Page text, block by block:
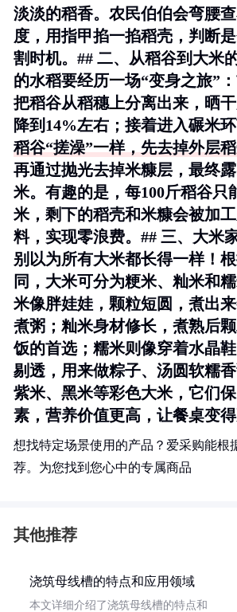
淡淡的稻香。农民伯伯会弯腰
度，用指甲掐一掐稻壳，判断
割时机。## 二、从稻谷到大米
的水稻要经历一场“变身之旅”
把稻谷从稻穗上分离出来，晒
降到14%左右；接着进入碾米
稻谷“搓澡”一样，先去掉外层
再通过抛光去掉米糠层，最终
米。有趣的是，每100斤稻谷只
米，剩下的稻壳和米糠会被加
料，实现零浪费。## 三、大米
别以为所有大米都长得一样！
同，大米可分为粳米、籼米和
米像胖娃娃，颗粒短圆，煮出
煮粥；籼米身材修长，煮熟后
饭的首选；糯米则像穿着水晶
剔透，用来做粽子、汤圆软糯
紫米、黑米等彩色大米，它们
素，营养价值更高，让餐桌变得
想找特定场景使用的产品？爱采购能根
荐。为您找到您心中的专属商品
其他推荐
浇筑母线槽的特点和应用领域
本文详细介绍了浇筑母线槽的特点和